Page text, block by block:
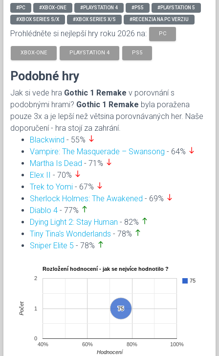
#PC #XBOX-ONE #PLAYSTATION 4 #PS5 #PLAYSTATION 5
#XBOX SERIES S/X #XBOX SERIES X/S #RECENZIA NA PC VERZIU
Prohlédněte si nejlepší hry roku 2026 na: PC
XBOX-ONE PLAYSTATION 4 PS5
Podobné hry
Jak si vede hra Gothic 1 Remake v porovnání s
podobnými hrami? Gothic 1 Remake byla poražena
pouze 3x a je lepší než větsina porovnávaných her. Naše
doporučení - hra stojí za zahrání.
Blackwind - 55% south
Vampire: The Masquerade – Swansong - 64% south
Martha Is Dead - 71% south
Elex II - 70% south
Trek to Yomi - 67% south
Sherlock Holmes: The Awakened - 69% south
Diablo 4 - 77% north
Dying Light 2: Stay Human - 82% north
Tiny Tina's Wonderlands - 78% north
Sniper Elite 5 - 78% north
Rozložení hodnocení - jak se nejvíce hodnotilo ?
75
75
75
40% 60% 80% 100%
0
1
2
Hodnocení
Počet